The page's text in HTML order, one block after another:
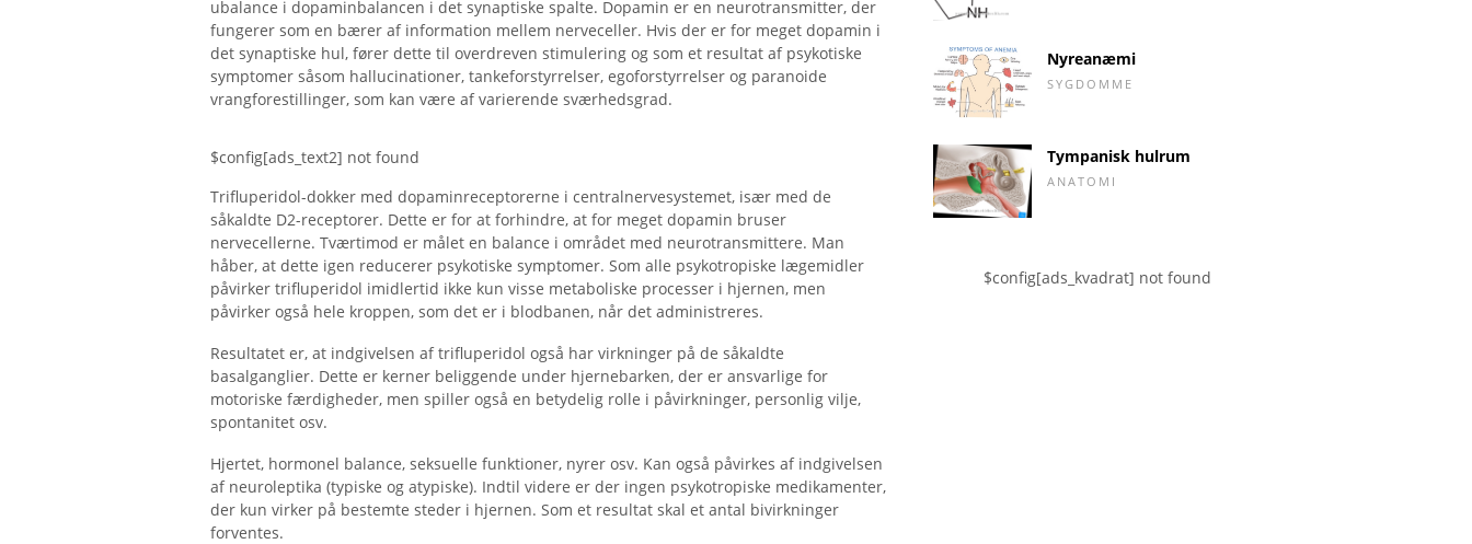
ubalance i dopaminbalancen i det synaptiske spalte. Dopamin er en neurotransmitter, der
fungerer som en bærer af information mellem nerveceller. Hvis der er for meget dopamin i
det synaptiske hul, fører dette til overdreven stimulering og som et resultat af psykotiske
symptomer såsom hallucinationer, tankeforstyrrelser, egoforstyrrelser og paranoide
vrangforestillinger, som kan være af varierende sværhedsgrad.
$config[ads_text2] not found
Trifluperidol-dokker med dopaminreceptorerne i centralnervesystemet, især med de
såkaldte D2-receptorer. Dette er for at forhindre, at for meget dopamin bruser
nervecellerne. Tværtimod er målet en balance i området med neurotransmittere. Man
håber, at dette igen reducerer psykotiske symptomer. Som alle psykotropiske lægemidler
påvirker trifluperidol imidlertid ikke kun visse metaboliske processer i hjernen, men
påvirker også hele kroppen, som det er i blodbanen, når det administreres.
Resultatet er, at indgivelsen af ​​trifluperidol også har virkninger på de såkaldte
basalganglier. Dette er kerner beliggende under hjernebarken, der er ansvarlige for
motoriske færdigheder, men spiller også en betydelig rolle i påvirkninger, personlig vilje,
spontanitet osv.
Hjertet, hormonel balance, seksuelle funktioner, nyrer osv. Kan også påvirkes af indgivelsen
af ​​neuroleptika (typiske og atypiske). Indtil videre er der ingen psykotropiske medikamenter,
der kun virker på bestemte steder i hjernen. Som et resultat skal et antal bivirkninger
forventes.
Nyreanæmi
SYGDOMME
Tympanisk hulrum
ANATOMI
$config[ads_kvadrat] not found